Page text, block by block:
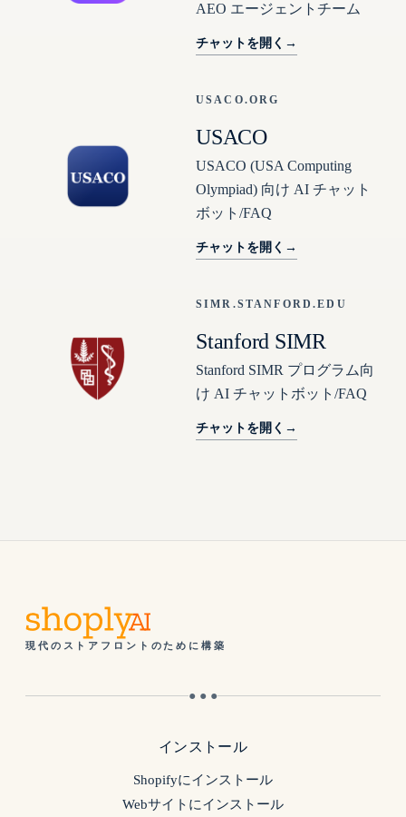
AEO エージェントチーム
チャットを開く →
USACO.ORG
USACO
USACO (USA Computing
Olympiad) 向け AI チャット
ボット/FAQ
チャットを開く →
SIMR.STANFORD.EDU
Stanford SIMR
Stanford SIMR プログラム向
け AI チャットボット/FAQ
チャットを開く →
現代のストアフロントのために構築
● ● ●
インストール
Shopifyにインストール
Webサイトにインストール